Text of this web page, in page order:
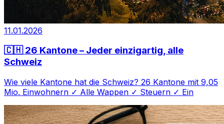
11.01.2026
🇨🇭 26 Kantone – Jeder einzigartig, alle
Schweiz
Wie viele Kantone hat die Schweiz? 26 Kantone mit 9,05
Mio. Einwohnern ✓ Alle Wappen ✓ Steuern ✓ Ein